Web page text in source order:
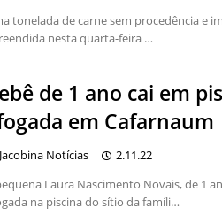
tonelada de carne sem procedência e
nesta quarta-feira …
de 1 ano cai em
em Cafarnaum
Jacobina Notícias
2.11.22
Laura Nascimento Novais, de 1
na piscina do sítio da famíli…